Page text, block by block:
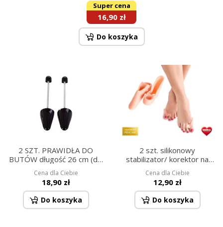
Super cena
16,90 zł
Do koszyka
2 SZT. PRAWIDŁA DO
BUTÓW długość 26 cm (dla
rozm. ok. 35 - 39)
Cena dla Ciebie
18,90 zł
Do koszyka
2 szt. silikonowy
stabilizator/ korektor na
haluksa
Cena dla Ciebie
12,90 zł
Do koszyka